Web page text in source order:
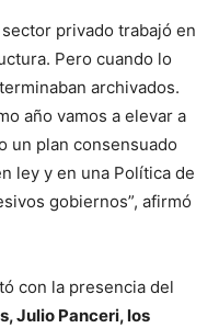
privado trabajó en
Pero cuando lo
archivados.
año vamos a elevar a
un plan consensuado
ley y en una Política de
gobiernos”, afirmó
con la presencia del
Julio Panceri, los